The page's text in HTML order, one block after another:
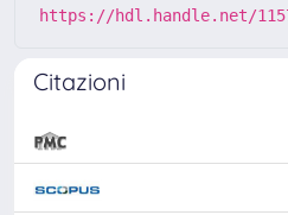
https://hdl.handle.net/
Citazioni